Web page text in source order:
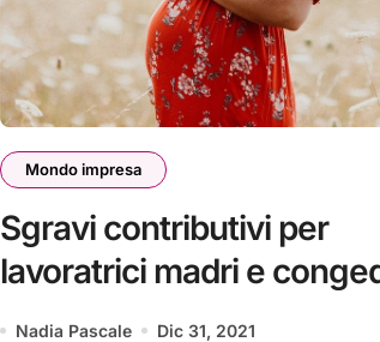
Mondo impresa
Sgravi contributivi per
lavoratrici madri e
paternità obbligatorio
Nadia Pascale Dic 31, 2021